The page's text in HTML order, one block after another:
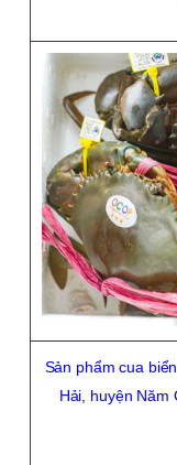
Sản phẩm cua
Hải, huyện Năm